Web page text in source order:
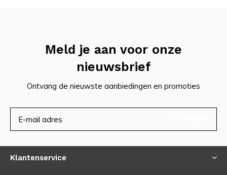
Meld je aan voor onze
nieuwsbrief
Ontvang de nieuwste aanbiedingen en promoties
Klantenservice